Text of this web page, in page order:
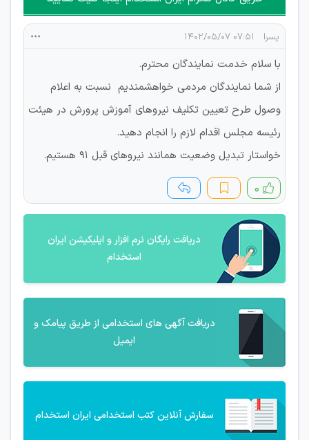
یسرا ۰۷:۵۱ ۱۴۰۲/۰۵/۰۷
با سلام خدمت نمایندگان محترم.
از شما نمایندگان مردمی خواهشمندیم نسبت به اعلام
وصول طرح تعیین تکلیف نیروهای آموزش پرورش در هیئت
رئیسه مجلس اقدام لازم را انجام دهید.
خواستار تبدیل وضعیت همانند نیروهای قبل ۹۱ هستیم.
۰
دریافت رایگان نرم افزار و اپلیکیشن ایران
استخدام
دریافت آگهی های استخدامی از طریق پیامک و
ایمیل
سفارش آنلاین کتب استخدامی ایران استخدام